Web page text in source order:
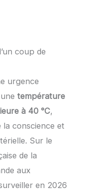
coup de
urgence
température
à 40 °C,
la conscience et
Sur le
de la
aux
en 2026